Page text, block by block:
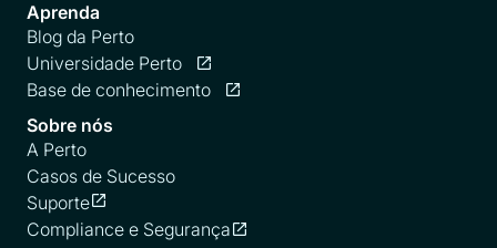
Aprenda
Blog da Perto
Universidade Perto
Base de conhecimento
Sobre nós
A Perto
Casos de Sucesso
Suporte
Compliance e Segurança